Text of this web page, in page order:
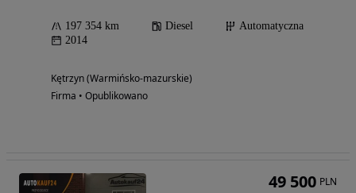
197 354 km Diesel
Automatyczna
2014
Kętrzyn (Warmińsko-mazurskie)
Firma • Opublikowano
49 500 PLN